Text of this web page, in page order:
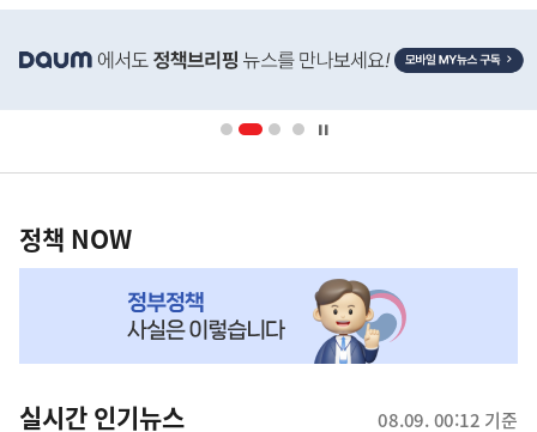
음
기
단
영
책
NOW,
뉴
정책 NOW
실시간 인기뉴스 08.09. 00:12 기준